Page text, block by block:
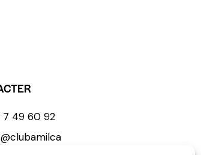
7 49 60 92